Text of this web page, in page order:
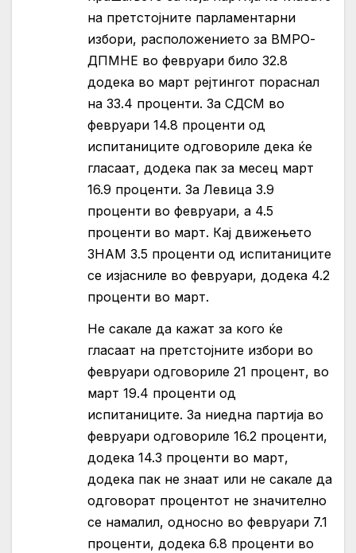
на претстојните парламентарни
избори, расположението за ВМРО-
ДПМНЕ во февруари било 32.8
додека во март рејтингот пораснал
на 33.4 проценти. За СДСМ во
февруари 14.8 проценти од
испитаниците одговориле дека ќе
гласаат, додека пак за месец март
16.9 проценти. За Левица 3.9
проценти во февруари, а 4.5
проценти во март. Кај движењето
ЗНАМ 3.5 проценти од испитаниците
се изјасниле во февруари, додека 4.2
проценти во март.
Не сакале да кажат за кого ќе
гласаат на претстојните избори во
февруари одговориле 21 процент, во
март 19.4 проценти од
испитаниците. За ниедна партија во
февруари одговориле 16.2 проценти,
додека 14.3 проценти во март,
додека пак не знаат или не сакале да
одговорат процентот не значително
се намалил, односно во февруари 7.1
проценти, додека 6.8 проценти во